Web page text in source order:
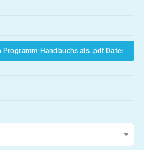
Programm-Handbuchs als .pdf Datei